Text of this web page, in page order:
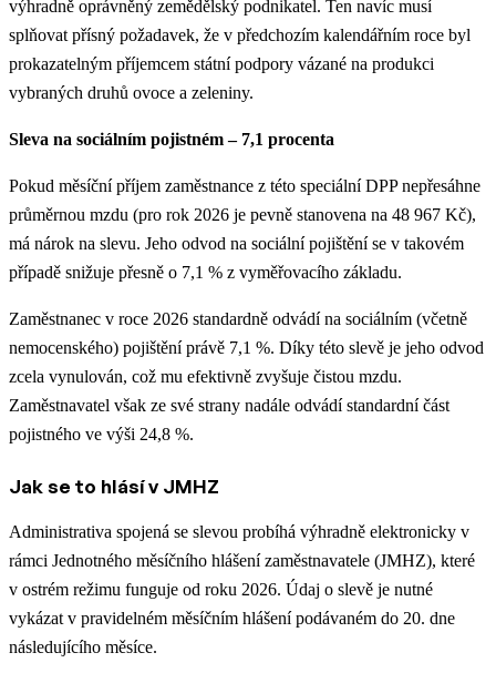
výhradně oprávněný zemědělský podnikatel. Ten navíc musí
splňovat přísný požadavek, že v předchozím kalendářním roce byl
prokazatelným příjemcem státní podpory vázané na produkci
vybraných druhů ovoce a zeleniny.
Sleva na sociálním pojistném – 7,1 procenta
Pokud měsíční příjem zaměstnance z této speciální DPP nepřesáhne
průměrnou mzdu (pro rok 2026 je pevně stanovena na 48 967 Kč),
má nárok na slevu. Jeho odvod na sociální pojištění se v takovém
případě snižuje přesně o 7,1 % z vyměřovacího základu.
Zaměstnanec v roce 2026 standardně odvádí na sociálním (včetně
nemocenského) pojištění právě 7,1 %. Díky této slevě je jeho odvod
zcela vynulován, což mu efektivně zvyšuje čistou mzdu.
Zaměstnavatel však ze své strany nadále odvádí standardní část
pojistného ve výši 24,8 %.
Jak se to hlásí v JMHZ
Administrativa spojená se slevou probíhá výhradně elektronicky v
rámci Jednotného měsíčního hlášení zaměstnavatele (JMHZ), které
v ostrém režimu funguje od roku 2026. Údaj o slevě je nutné
vykázat v pravidelném měsíčním hlášení podávaném do 20. dne
následujícího měsíce.